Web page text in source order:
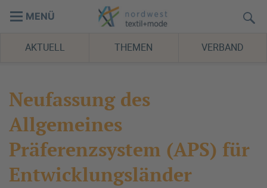
MENÜ
AKTUELL THEMEN VERBAND
Neufassung des
Allgemeines
Präferenzsystem (APS) für
Entwicklungsländer